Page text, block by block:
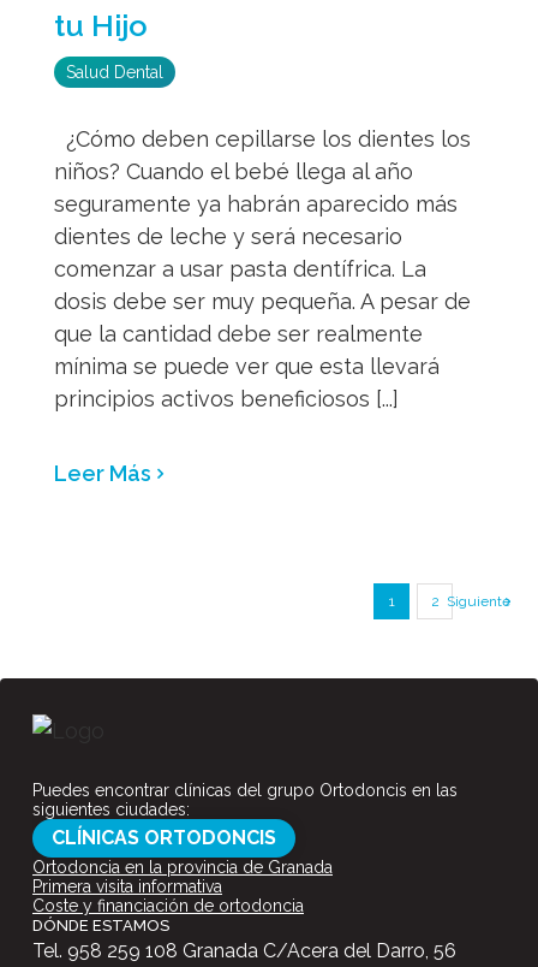
tu Hijo
Salud Dental
¿Cómo deben cepillarse los dientes los
niños? Cuando el bebé llega al año
seguramente ya habrán aparecido más
dientes de leche y será necesario
comenzar a usar pasta dentífrica. La
dosis debe ser muy pequeña. A pesar de
que la cantidad debe ser realmente
mínima se puede ver que esta llevará
principios activos beneficiosos [...]
Leer Más
1 2 Siguiente
Puedes encontrar clínicas del grupo Ortodoncis en las
siguientes ciudades:
CLÍNICAS ORTODONCIS
Ortodoncia en la provincia de Granada
Primera visita informativa
Coste y financiación de ortodoncia
DÓNDE ESTAMOS
Tel. 958 259 108 Granada C/Acera del Darro, 56